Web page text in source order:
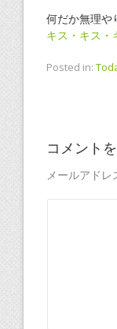
何だか無理や
キス・キス・
Posted in:
コメント
メールアドレ